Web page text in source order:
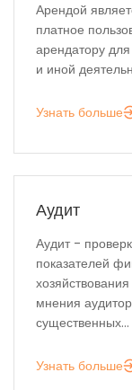
Арендой
платное
арендатору
и иной
Узнать больше
Аудит
Аудит -
показателей
мнения
существенных...
Узнать больше